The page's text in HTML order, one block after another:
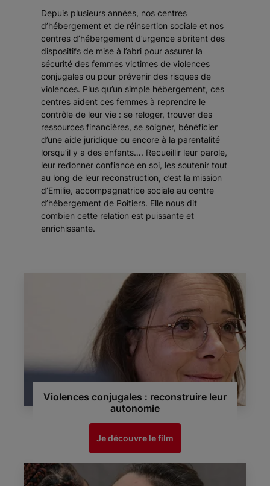
Depuis plusieurs années, nos centres
d’hébergement et de réinsertion sociale et nos
centres d’hébergement d’urgence abritent des
dispositifs de mise à l’abri pour assurer la
sécurité des femmes victimes de violences
conjugales ou pour prévenir des risques de
violences. Plus qu’un simple hébergement, ces
centres aident ces femmes à reprendre le
contrôle de leur vie : se reloger, trouver des
ressources financières, se soigner, bénéficier
d’une aide juridique ou encore à la parentalité
lorsqu’il y a des enfants…. Recueillir leur parole,
leur redonner confiance en soi, les soutenir tout
au long de leur reconstruction, c’est la mission
d’Emilie, accompagnatrice sociale au centre
d’hébergement de Poitiers. Elle nous dit
combien cette relation est puissante et
enrichissante.
Violences conjugales : reconstruire leur
autonomie
Je découvre le film